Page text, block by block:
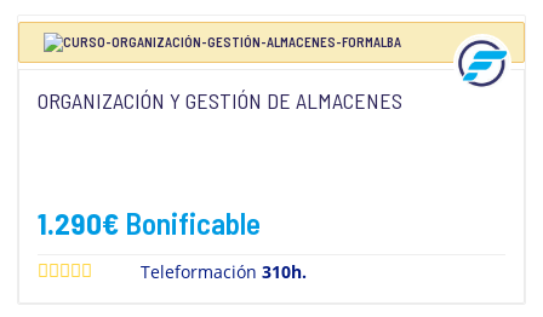
ORGANIZACIÓN Y GESTIÓN DE ALMACENES
1.290€ Bonificable
Teleformación310h.